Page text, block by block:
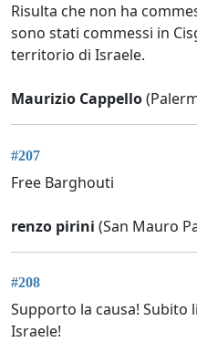
Risulta che non ha
sono stati commessi in
territorio di Israele.
Maurizio Cappello
#207
Free Barghouti
renzo pirini (San Mauro
#208
Supporto la causa!
Israele!